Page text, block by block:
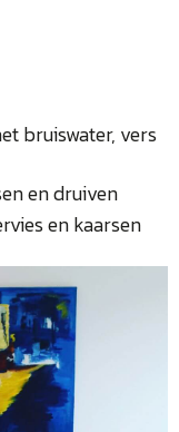
bruiswater, vers
en druiven
en kaarsen